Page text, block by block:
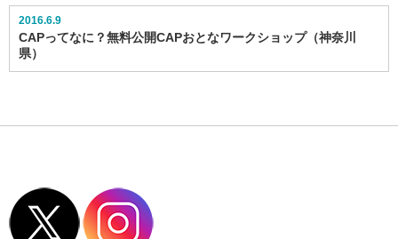
2016.6.9
CAPってなに？無料公開CAPおとなワークショップ（神奈川
県）